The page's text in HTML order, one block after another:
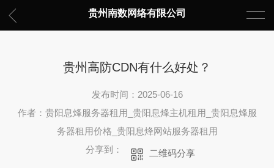
贵州南数网络有限公司
贵州高防CDN有什么好处？
发布时间：2025-06-16
作者：贵阳息烽服务器租用_贵阳息烽主机租用_贵阳息烽服
务器租用价格_贵阳息烽网站服务器租用
分享到：
二维码分享